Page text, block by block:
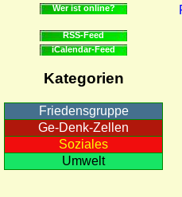
Wer ist online?
RSS-Feed
iCalendar-Feed
Kategorien
Friedensgruppe
Ge-Denk-Zellen
Soziales
Umwelt